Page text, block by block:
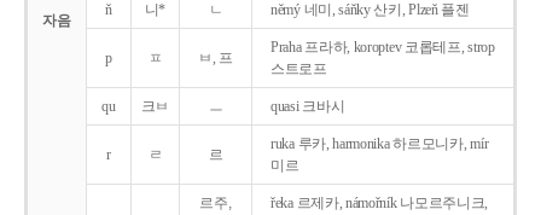
자음
ň 니* ㄴ němý 네미, sáňky 산키, Plzeň 플젠
p ㅍ ㅂ, 프
Praha 프라하, koroptev 코롭테프, strop
스트로프
qu 크ㅂ ㅡ quasi 크바시
r ㄹ 르
ruka 루카, harmonika 하르모니카, mír
미르
르주,
řeka 르제카, námořník 나모르주니크,